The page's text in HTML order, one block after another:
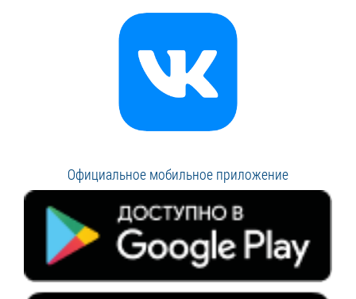
Официальное мобильное приложение